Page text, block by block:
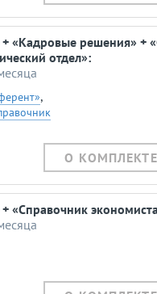
«Кадровые решения» +
отдел»:
,
О КОМПЛЕКТЕ
«Справочник